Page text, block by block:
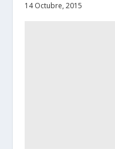
14 Octubre, 2015